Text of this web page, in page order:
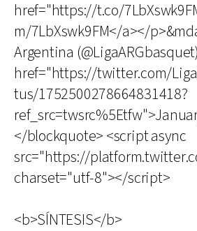
href="https://t.co/
m/7LbXswk9FM</a></
Argentina
href="https://twitter.com/
tus/1752500278664831418?
</blockquote> <script async
src="https://
charset="utf-8"></script>
<b>SÍNTESIS</b>